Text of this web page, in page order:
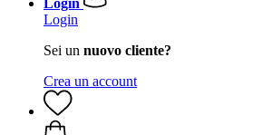
Login
Login
Sei un nuovo cliente?
Crea un account